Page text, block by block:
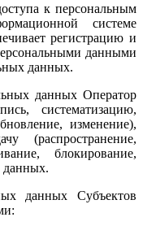
к персональным
системе
регистрацию и
данными
дан­ных.
данных Оператор
систематизацию,
изменение),
(распространение,
блокирование,
данных.
Субъектов